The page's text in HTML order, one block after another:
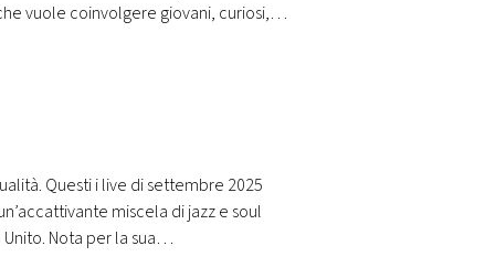
vuole coinvolgere giovani, curiosi,
racconterà in diretta la
Questi i live di settembre 2025
miscela di jazz e soul
Nota per la sua…